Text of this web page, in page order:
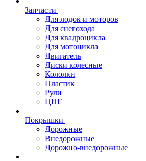
Запчасти
Для лодок и моторов
Для снегохода
Для квадроцикла
Для мотоцикла
Двигатель
Диски колесные
Кололки
Пластик
Рули
ЦПГ
Покрышки
Дорожные
Внедорожные
Дорожно-внедорожные